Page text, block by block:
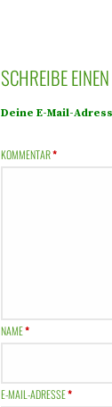
SCHREIBE
Deine E-Mail-
KOMMENTAR*
NAME*
E-MAIL-ADRESSE*